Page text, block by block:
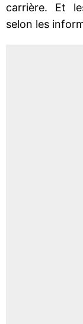
carrière. Et
selon les